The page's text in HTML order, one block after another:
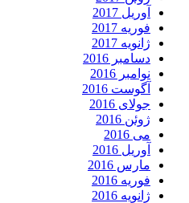
آوریل 2017
فوریه 2017
ژانویه 2017
دسامبر 2016
نوامبر 2016
آگوست 2016
جولای 2016
ژوئن 2016
می 2016
آوریل 2016
مارس 2016
فوریه 2016
ژانویه 2016